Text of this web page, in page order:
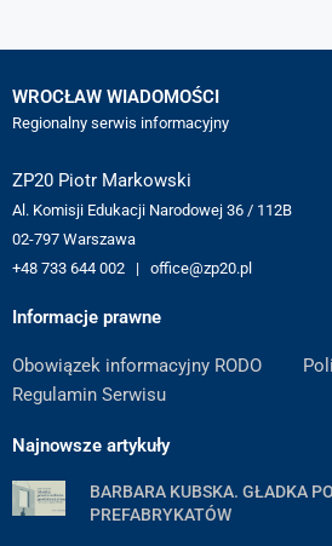
WROCŁAW WIADOMOŚCI
Regionalny serwis informacyjny
ZP20 Piotr Markowski
Al. Komisji Edukacji Narodowej 36 / 112B
02-797 Warszawa
+48 733 644 002 | office@zp20.pl
Informacje prawne
Obowiązek informacyjny RODO
Regulamin Serwisu
Najnowsze artykuły
BARBARA KUBSKA. GŁADKA
PREFABRYKATÓW